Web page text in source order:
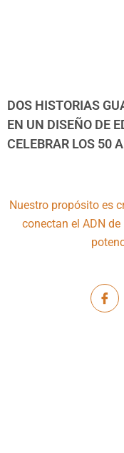
DOS HISTORIAS
EN UN DISEÑO DE
CELEBRAR LOS 50
Nuestro propósito es
conectan el ADN